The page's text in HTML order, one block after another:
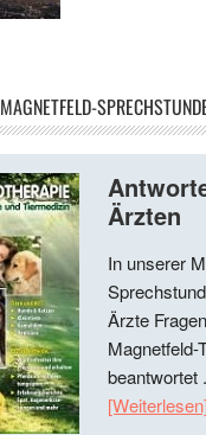
MAGNETFELD-
Ärzten
In unserer
Ärzte
Magnetfeld-
beantwortet
[Weiterlesen]